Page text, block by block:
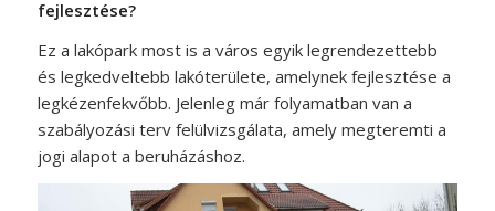
fejlesztése?
Ez a lakópark most is a város egyik legrendezettebb
és legkedveltebb lakóterülete, amelynek fejlesztése a
legkézenfekvőbb. Jelenleg már folyamatban van a
szabályozási terv felülvizsgálata, amely megteremti a
jogi alapot a beruházáshoz.